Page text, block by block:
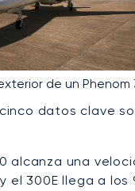
de un Phenom
datos clave
alcanza una
el 300E llega a los